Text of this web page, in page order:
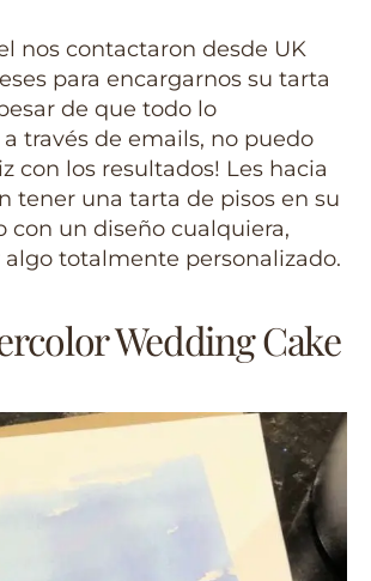
nos contactaron desde UK
para encargarnos su tarta
de que todo lo
través de emails, no puedo
con los resultados! Les hacia
tener una tarta de pisos en su
con un diseño cualquiera,
totalmente personalizado.
Wedding Cake